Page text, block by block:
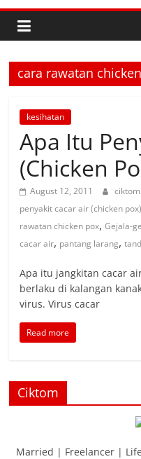
cara rawatan
kesihatan
Apa Itu
(Chicken
August 12, 2011 ciktom
penyakit cacar air (chicken pox)
rawatan chicken pox,Gejala-
cacar air, pantang larang,
Apa itu jangkitan cacar
berlaku di kalangan
virus. Virus cacar
Read more
Ciktom
Married | Freelancer |